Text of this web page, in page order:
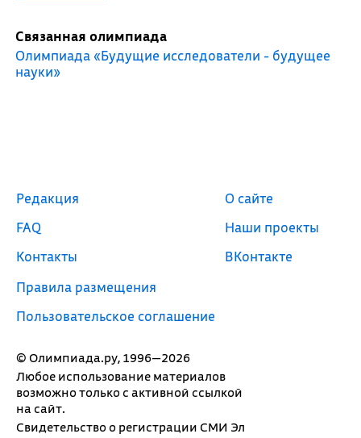
Связанная олимпиада
Олимпиада «Будущие исследователи - будущее
науки»
© Олимпиада.ру, 1996—2026
Любое использование материалов
возможно только с активной ссылкой
на сайт.
Свидетельство о регистрации СМИ Эл
Редакция
FAQ
Контакты
Правила размещения
Пользовательское соглашение
О сайте
Наши проекты
ВКонтакте